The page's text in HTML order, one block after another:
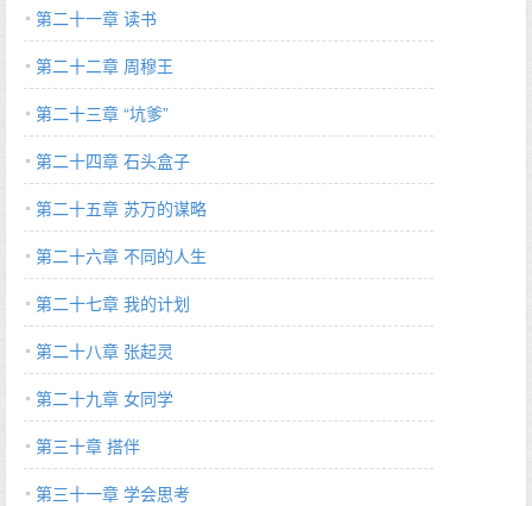
第二十一章 读书
第二十二章 周穆王
第二十三章 “坑爹”
第二十四章 石头盒子
第二十五章 苏万的谋略
第二十六章 不同的人生
第二十七章 我的计划
第二十八章 张起灵
第二十九章 女同学
第三十章 搭伴
第三十一章 学会思考